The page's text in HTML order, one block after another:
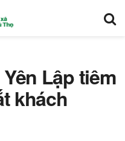
Lập tiêm
khách